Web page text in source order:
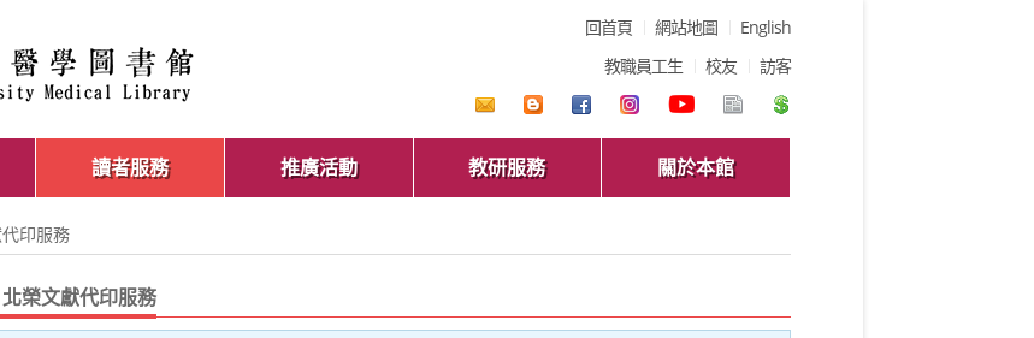
回首頁 網站地圖
English
教職員工生
校友 訪客
讀者服務 推廣活動 教研服務 關於本館
印服務
榮文獻代印服務